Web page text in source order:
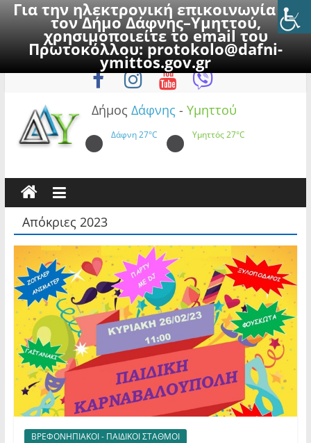
Για την ηλεκτρονική επικοινωνία με
τον Δήμο Δάφνης–Υμηττού,
χρησιμοποιείτε το email του
Πρωτοκόλλου:protokolo@dafni-
ymittos.gov.gr
to
Παρασκευή, 7 Αυγούστου 2026
Δήμος Δάφνης - Υμηττού
Δάφνη27°C Υμηττός27°C
Απόκριες 2023
ΒΡΕΦΟΝΗΠΙΑΚΟΙ - ΠΑΙΔΙΚΟΙ ΣΤΑΘΜΟΙ